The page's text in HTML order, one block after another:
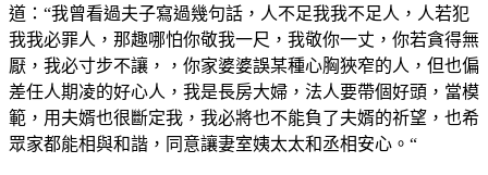
道：“我曾看過夫子寫過幾句話，人不足我我不足人，人若犯
我我必罪人，那趣哪怕你敬我一尺，我敬你一丈，你若貪得無
厭，我必寸步不讓，，你家婆婆誤某種心胸狹窄的人，但也偏
差任人期凌的好心人，我是長房大婦，法人要帶個好頭，當模
範，用夫婿也很斷定我，我必將也不能負了夫婿的祈望，也希
眾家都能相與和諧，同意讓妻室姨太太和丞相安心。“